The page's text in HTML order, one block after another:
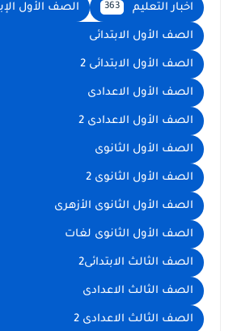
اخبار التعليم 363 الصف الأول
الصف الأول الابتدائى
الصف الأول الابتدائى 2
الصف الأول الاعدادى
الصف الأول الاعدادى 2
الصف الأول الثانوى
الصف الأول الثانوى 2
الصف الأول الثانوى الأزهرى
الصف الأول الثانوى لغات
الصف الثالث الابتدائى2
الصف الثالث الاعدادى
الصف الثالث الاعدادى 2